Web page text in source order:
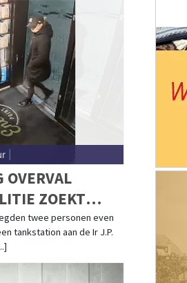
|
OVERVAL
ZOEKT
twee personen even
tankstation aan de Ir J.P.